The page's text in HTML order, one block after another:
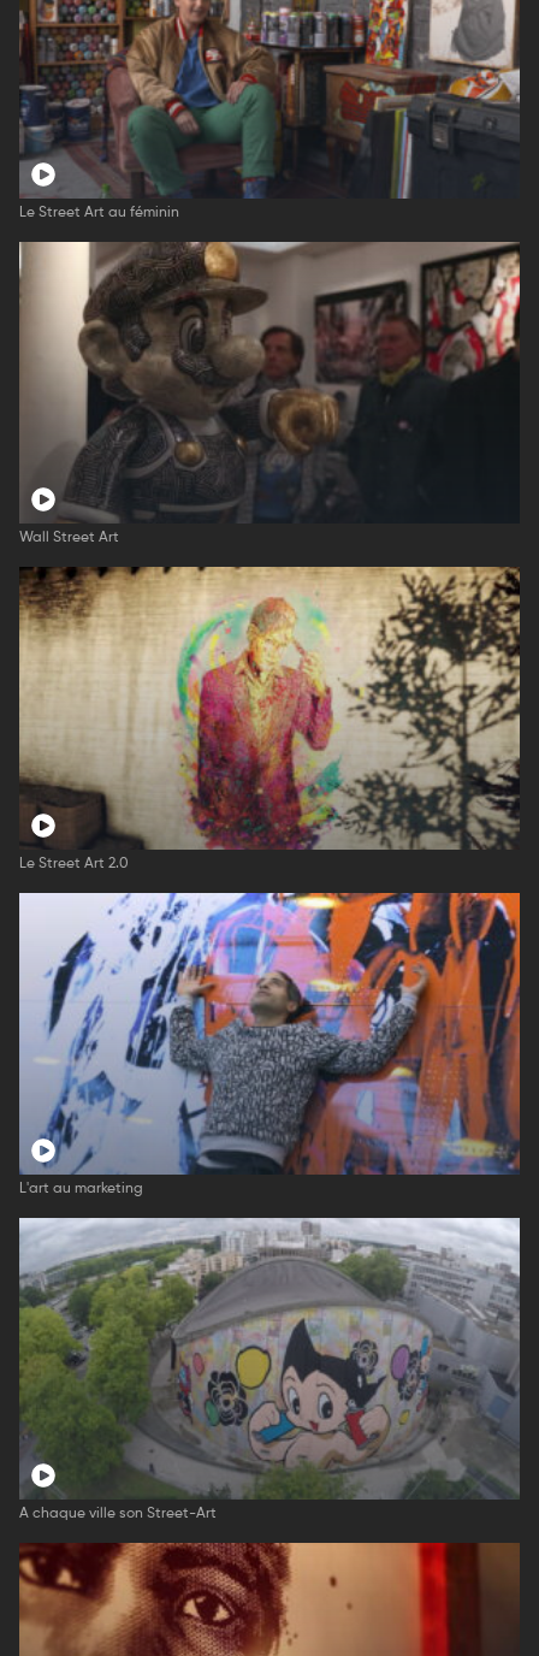
Le Street Art au féminin
Wall Street Art
Le Street Art 2.0
L'art au marketing
A chaque ville son Street-Art